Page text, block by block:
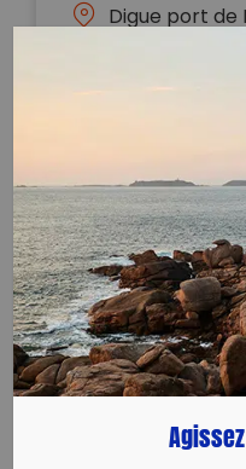
Digue port de
0688488938
Évènement
Bleu Gorgone
Nettoyage terrestre et
digue du port de Nice.